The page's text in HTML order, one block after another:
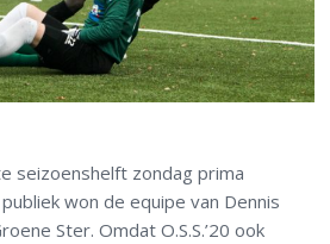
seizoenshelft zondag prima
won de equipe van Dennis
Ster. Omdat O.S.S.’20 ook